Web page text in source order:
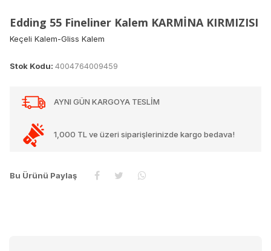
Edding 55 Fineliner Kalem KARMİNA KIRMIZISI
Keçeli Kalem-Gliss Kalem
Stok Kodu: 4004764009459
AYNI GÜN KARGOYA TESLİM
1,000 TL ve üzeri siparişlerinizde kargo bedava!
Bu Ürünü Paylaş